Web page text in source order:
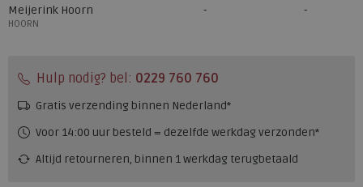
Meijerink Hoorn
HOORN
Hulp nodig? bel: 0229 760 760
Gratis verzending binnen Nederland*
Voor 14:00 uur besteld = dezelfde werkdag verzonden*
Altijd retourneren, binnen 1 werkdag terugbetaald